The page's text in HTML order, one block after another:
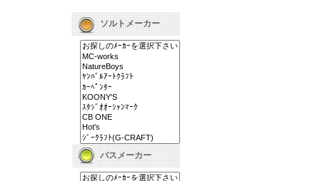
ソルトメーカー
バスメーカー